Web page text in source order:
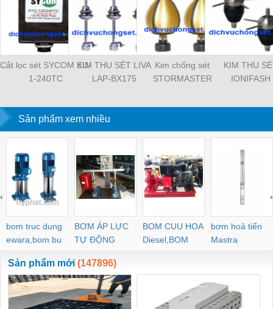
Cắt lọc sét SYCOM EU-
1-240TC
KIM THU SÉT LIVA
LAP-BX175
Kim chống sét
STORMASTER
KIM THU
IONIFASH
Sản phẩm xem nhiều
bom truc dung
ewara,bom bu
ewara
BƠM ÁP LỰC
TỰ ĐỘNG
BOM CUU HOA
Diesel,BOM
CHUA CHAY
bơm hoả tiển
Mastra
‹ ›
Sản phẩm mới (147896)